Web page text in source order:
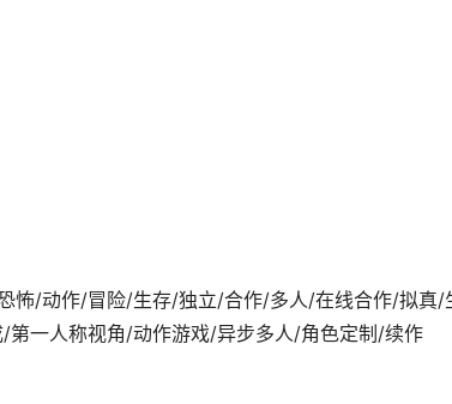
/动作/冒险/生存/独立/合作/多人/在线合作/拟真/
一人称视角/动作游戏/异步多人/角色定制/续作